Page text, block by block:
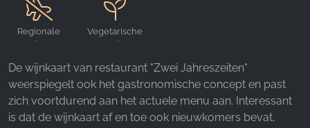
Regionale
producten
Vegetarische
gerechten
De wijnkaart van restaurant "Zwei Jahreszeiten"
weerspiegelt ook het gastronomische concept en past
zich voortdurend aan het actuele menu aan. Interessant
is dat de wijnkaart af en toe ook nieuwkomers bevat,